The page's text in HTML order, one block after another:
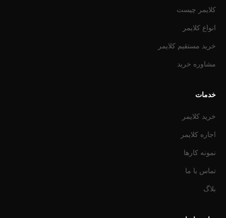
کلایمر چیست
انواع کلایمر
خرید مستقیم کلایمر
مشاوره خرید
خدمات
خرید کلایمر
اجاره کلایمر
نمونه کارها
تماس با ما
بلاگ